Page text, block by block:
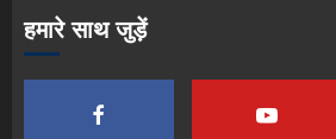
हमारे साथ जुड़ें